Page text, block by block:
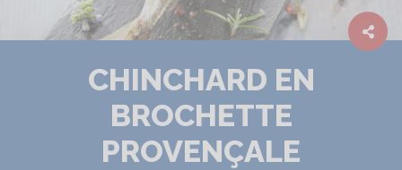
CHINCHARD EN
BROCHETTE
PROVENÇALE